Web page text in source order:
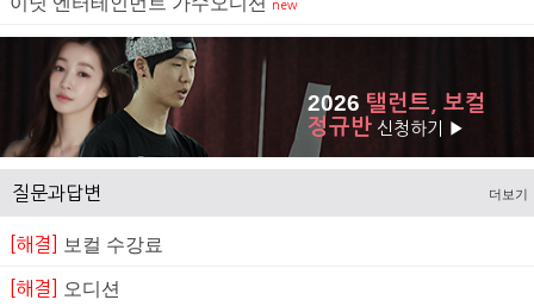
new
2026 탤런트, 보컬
정규반 신청하기 ▶
질문과답변
[해결] 보컬 수강료
[해결] 오디션
더보기